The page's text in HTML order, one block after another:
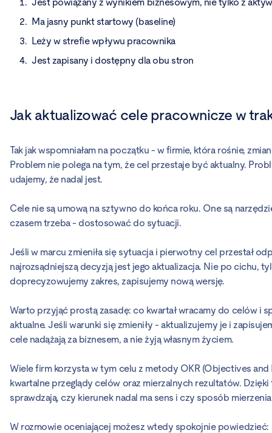
Ma jasny punkt startowy (baseline)
Leży w strefie wpływu pracownika
Jest zapisany i dostępny dla obu stron
Jak aktualizować cele pracownicze w
Tak jak wspomniałam na początku - w firmie, która rośnie,
Problem nie polega na tym, że cel przestaje być aktualny.
udajemy, że nadal jest.
Cele nie są umową na sztywno do końca roku. One są
czasem trzeba - dostosować do sytuacji.
Jeśli w marcu zmieniła się sytuacja i pierwotny cel przestał
najrozsądniejszą decyzją jest jego aktualizacja. Nie po cichu,
doprecyzowujemy zakres, zapisujemy nową wersję.
Warto przyjąć prostą zasadę: co kwartał wracamy do celów i
aktualne. Jeśli warunki się zmieniły - aktualizujemy je i
cele nadążają za biznesem, a nie żyją własnym życiem.
Wiele firm korzysta w tym celu z metody OKR (Objectives and
kwartalne przeglądy celów oraz mierzalnych rezultatów. Dzięki
sprawdzają, czy kierunek nadal ma sens i czy sposób
W rozmowie oceniającej możesz wtedy spokojnie powiedzieć: